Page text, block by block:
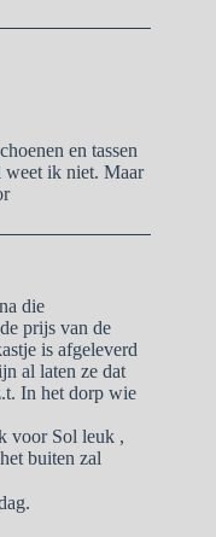
en tassen
ik niet. Maar
die
prijs van de
is afgeleverd
al laten ze dat
In het dorp wie
voor Sol leuk ,
buiten zal